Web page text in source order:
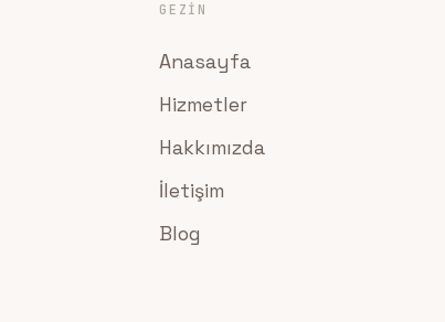
GEZIN
Anasayfa
Hizmetler
Hakkımızda
İletişim
Blog